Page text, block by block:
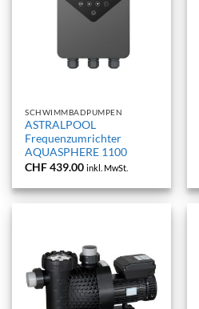
SCHWIMMBADPUMPEN
ASTRALPOOL
Frequenzumrichter
AQUASPHERE 1100
CHF439.00 inkl. MwSt.